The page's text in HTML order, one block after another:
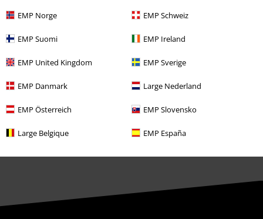
EMP Norge EMP Schweiz
EMP Suomi EMP Ireland
EMP United Kingdom EMP Sverige
EMP Danmark Large Nederland
EMP Österreich EMP Slovensko
Large Belgique EMP España
O EMP
Udržateľnosť